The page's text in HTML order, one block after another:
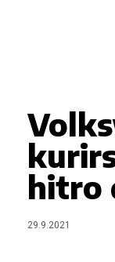
hitro
29.9.2021